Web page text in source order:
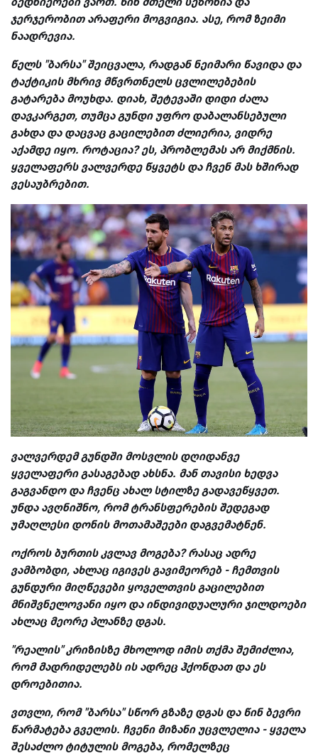
ჯერჯერობით არაფერი მოგვიგია. ასე, რომ ზეიმი
ნაადრევია.
წელს "ბარსა" შეიცვალა, რადგან ნეიმარი წავიდა და
ტაქტიკის მხრივ მწვრთნელს ცვლილებების
გატარება მოუხდა. დიახ, შეტევაში დიდი ძალა
დავკარგეთ, თუმცა გუნდი უფრო დაბალანსებული
გახდა და დაცვაც გაცილებით ძლიერია, ვიდრე
აქამდე იყო. როტაცია? ეს, პრობლემას არ მიქმნის.
ყველაფერს ვალვერდე წყვეტს და ჩვენ მას ხშირად
ვესაუბრებით.
ვალვერდემ გუნდში მოსვლის დღიდანვე
ყველაფერი გასაგებად ახსნა. მან თავისი ხედვა
გაგვანდო და ჩვენც ახალ სტილზე გადავეწყვეთ.
უნდა ავღნიშნო, რომ ტრანსფერების შედეგად
უმაღლესი დონის მოთამაშეები დაგვემატნენ.
ოქროს ბურთის კვლავ მოგება? რასაც ადრე
ვამბობდი, ახლაც იგივეს გავიმეორებ - ჩემთვის
გუნდური მიღწევები ყოველთვის გაცილებით
მნიშვნელოვანი იყო და ინდივიდუალური ჯილდოები
ახლაც მეორე პლანზე დგას.
"რეალის" კრიზისზე მხოლოდ იმის თქმა შემიძლია,
რომ მადრიდელებს ის ადრეც ჰქონდათ და ეს
დროებითია.
ვთვლი, რომ "ბარსა" სწორ გზაზე დგას და წინ ბევრი
წარმატება გველის. ჩვენი მიზანი უცვლელია - ყველა
შესაძლო ტიტულის მოგება, რომელზეც